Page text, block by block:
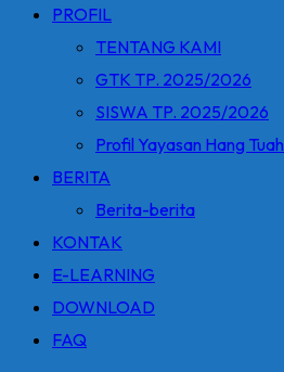
PROFIL
TENTANG KAMI
GTK TP. 2025/2026
SISWA TP. 2025/2026
Profil Yayasan Hang Tuah
BERITA
Berita-berita
KONTAK
E-LEARNING
DOWNLOAD
FAQ